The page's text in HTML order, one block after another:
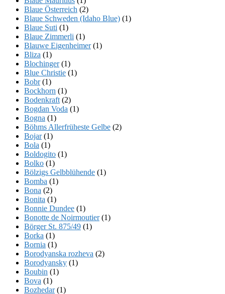
Blaue Österreich (2)
Blaue Schweden (Idaho Blue) (1)
Blaue Suti (1)
Blaue Zimmerli (1)
Blauwe Eigenheimer(1)
Bliza (1)
Blochinger(1)
Blue Christie (1)
Bobr(1)
Bockhorn (1)
Bodenkraft (2)
Bogdan Voda (1)
Bogna (1)
Böhms Allerfrüheste Gelbe (2)
Bojar(1)
Bola (1)
Boldogito (1)
Bolko (1)
Bölzigs Gelbblühende (1)
Bomba (1)
Bona (2)
Bonita (1)
Bonnie Dundee (1)
Bonotte de Noirmoutier(1)
Börger St. 875/49 (1)
Borka (1)
Bornia (1)
Borodyanska rozheva (2)
Borodyansky (1)
Boubin (1)
Bova (1)
Bozhedar(1)